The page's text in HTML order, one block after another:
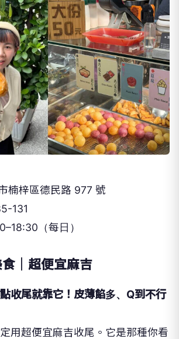
楠梓區德民路 977 號
131
（每日）
｜超便宜麻吉
收尾就靠它！皮薄餡多、Q到不行
用超便宜麻吉收尾。它是那種你看